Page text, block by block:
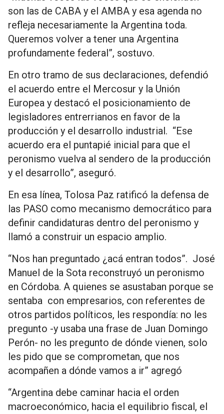
son las de CABA y el AMBA y esa agenda no
refleja necesariamente la Argentina toda.
Queremos volver a tener una Argentina
profundamente federal”, sostuvo.
En otro tramo de sus declaraciones, defendió
el acuerdo entre el Mercosur y la Unión
Europea y destacó el posicionamiento de
legisladores entrerrianos en favor de la
producción y el desarrollo industrial. “Ese
acuerdo era el puntapié inicial para que el
peronismo vuelva al sendero de la producción
y el desarrollo”, aseguró.
En esa línea, Tolosa Paz ratificó la defensa de
las PASO como mecanismo democrático para
definir candidaturas dentro del peronismo y
llamó a construir un espacio amplio.
“Nos han preguntado ¿acá entran todos”. José
Manuel de la Sota reconstruyó un peronismo
en Córdoba. A quienes se asustaban porque se
sentaba con empresarios, con referentes de
otros partidos políticos, les respondía: no les
pregunto -y usaba una frase de Juan Domingo
Perón- no les pregunto de dónde vienen, solo
les pido que se comprometan, que nos
acompañen a dónde vamos a ir” agregó
“Argentina debe caminar hacia el orden
macroeconómico, hacia el equilibrio fiscal, el